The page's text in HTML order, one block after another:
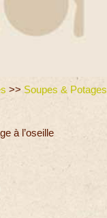
>> Soupes & Potages
à l’oseille